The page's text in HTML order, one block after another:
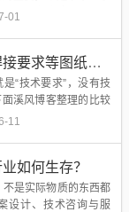
需要全方位的知识支
进企业产业结构升级
01
一般技术要求及装配焊接要求等图纸技术要求汇总
“技术要求”，没有技
溪风博客整理的比较
参考：一般技术要求
11
如何生存？
是实际物质的东西都
设计、技术咨询与服